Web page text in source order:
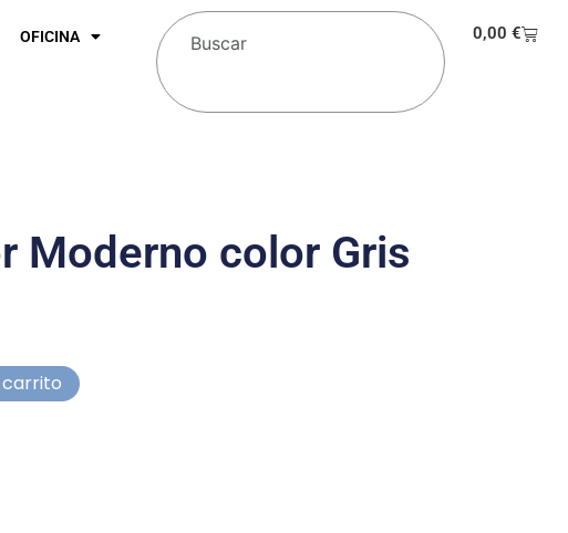
OFICINA 0,00€
Moderno color Gris
carrito